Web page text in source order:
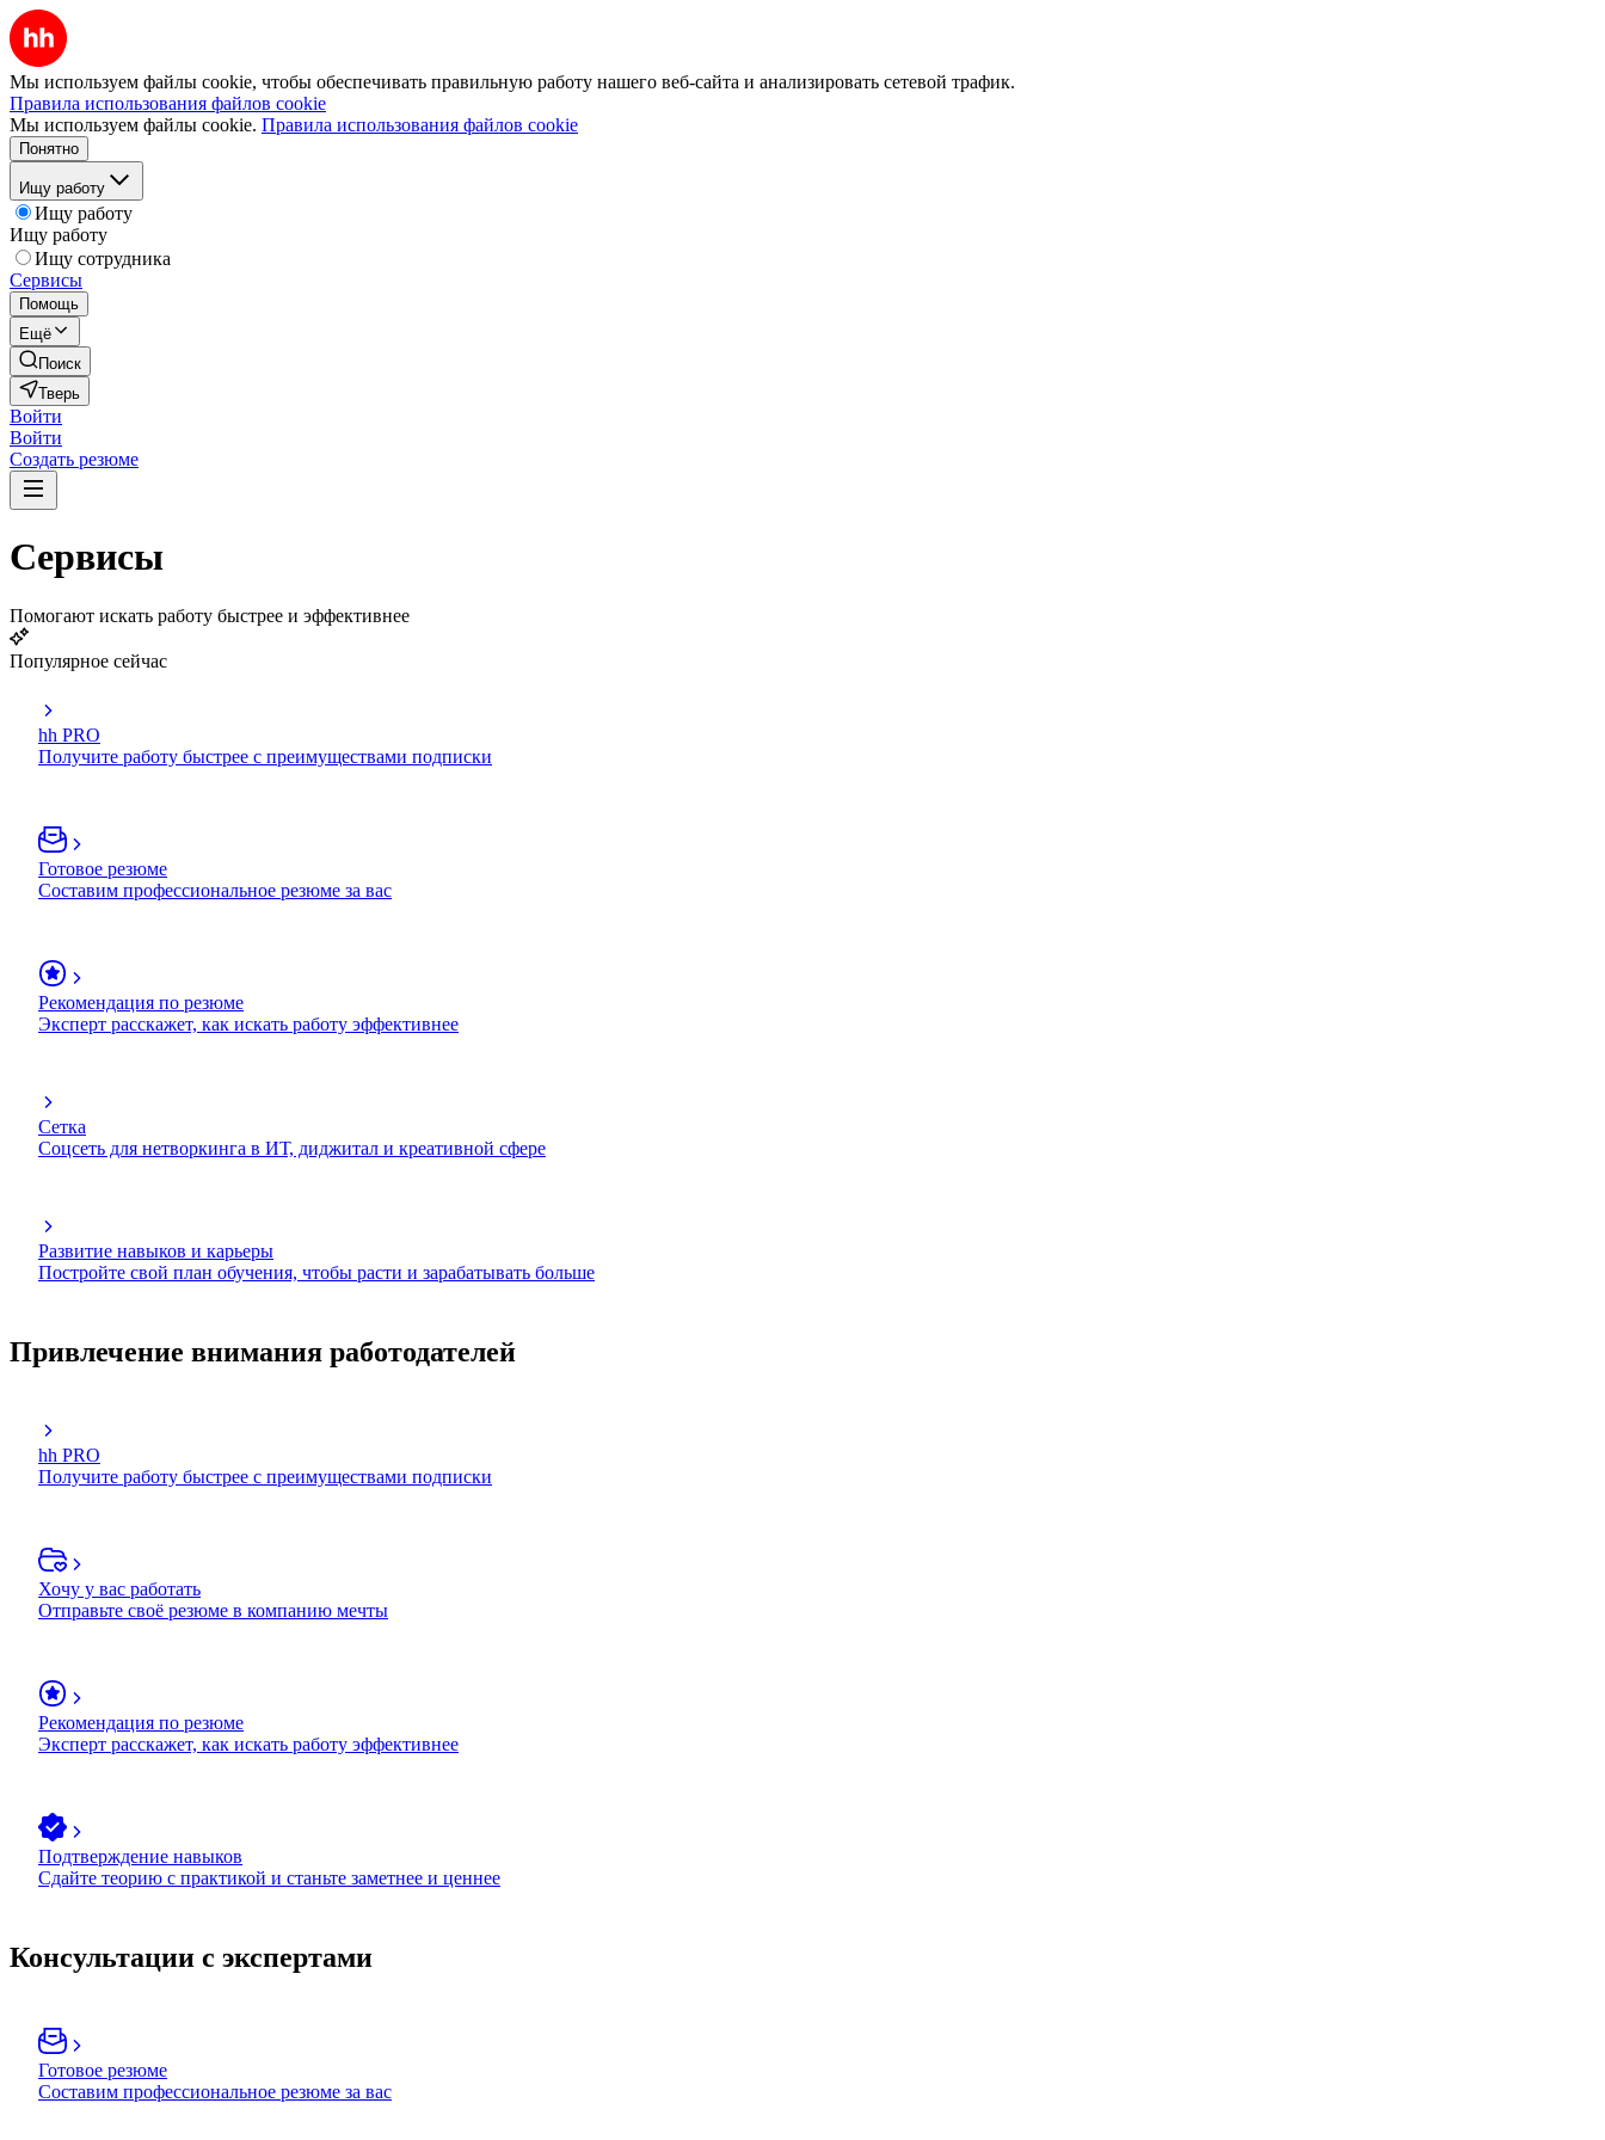
Мы используем файлы cookie, чтобы обеспечивать правильную работу нашего веб-сайта и анализировать сетевой трафик.
Правила использования файлов cookie
Мы используем файлы cookie. Правила использования файлов cookie
Понятно
Ищу работу
Ищу работу
Ищу работу
Ищу сотрудника
Сервисы
Помощь
Ещё
Поиск
Тверь
Войти
Войти
Создать резюме
Сервисы
Помогают искать работу быстрее и эффективнее
Популярное сейчас
hh PRO
Получите работу быстрее с преимуществами подписки
Готовое резюме
Составим профессиональное резюме за вас
Рекомендация по резюме
Эксперт расскажет, как искать работу эффективнее
Сетка
Соцсеть для нетворкинга в ИТ, диджитал и креативной сфере
Развитие навыков и карьеры
Постройте свой план обучения, чтобы расти и зарабатывать больше
Привлечение внимания работодателей
hh PRO
Получите работу быстрее с преимуществами подписки
Хочу у вас работать
Отправьте своё резюме в компанию мечты
Рекомендация по резюме
Эксперт расскажет, как искать работу эффективнее
Подтверждение навыков
Сдайте теорию с практикой и станьте заметнее и ценнее
Консультации с экспертами
Готовое резюме
Составим профессиональное резюме за вас